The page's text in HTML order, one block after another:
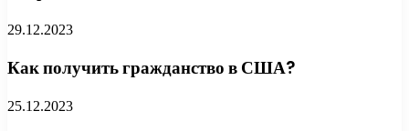
29.12.2023
Как получить гражданство в США?
25.12.2023